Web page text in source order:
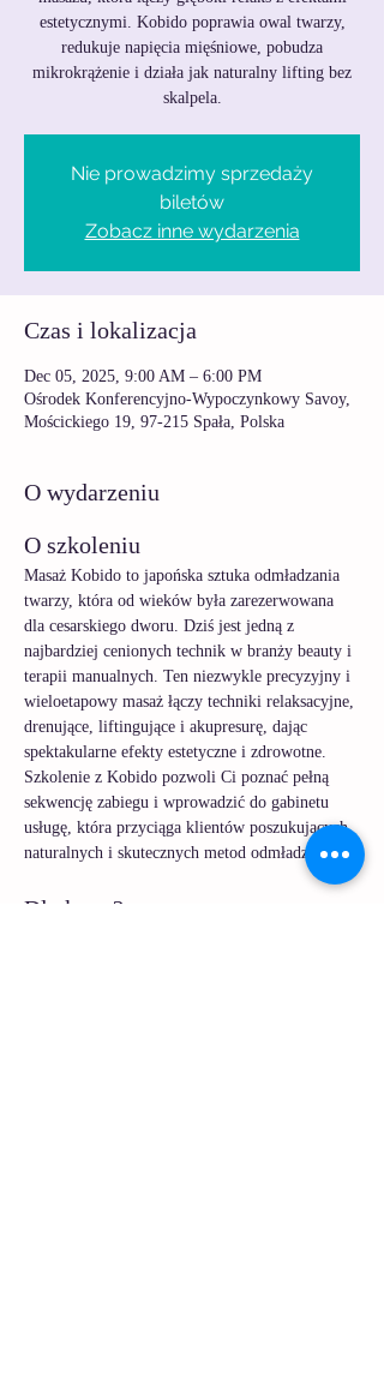
estetycznymi. Kobido poprawia owal twarzy,
redukuje napięcia mięśniowe, pobudza
mikrokrążenie i działa jak naturalny lifting bez
skalpela.
Nie prowadzimy sprzedaży
biletów
Zobacz inne wydarzenia
Czas i lokalizacja
Dec 05, 2025, 9:00 AM – 6:00 PM
Ośrodek Konferencyjno-Wypoczynkowy Savoy,
Mościckiego 19, 97-215 Spała, Polska
O wydarzeniu
O szkoleniu
Masaż Kobido to japońska sztuka odmładzania
twarzy, która od wieków była zarezerwowana
dla cesarskiego dworu. Dziś jest jedną z
najbardziej cenionych technik w branży beauty i
terapii manualnych. Ten niezwykle precyzyjny i
wieloetapowy masaż łączy techniki relaksacyjne,
drenujące, liftingujące i akupresurę, dając
spektakularne efekty estetyczne i zdrowotne.
Szkolenie z Kobido pozwoli Ci poznać pełną
sekwencję zabiegu i wprowadzić do gabinetu
usługę, która przyciąga klientów poszukujących
naturalnych i skutecznych metod odmładzania.
Dla kogo?